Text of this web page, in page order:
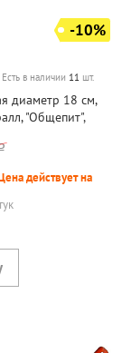
-10%
Есть в наличии 11 шт.
диаметр 18 см,
"Общепит",
действует на